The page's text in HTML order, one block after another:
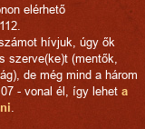
elérhető
hívjuk, úgy ők
szerve(ke)t (mentők,
de még mind a három
- vonal él, így lehet a